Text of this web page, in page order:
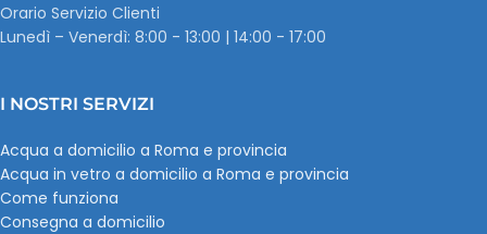
Orario Servizio Clienti
Lunedì – Venerdì: 8:00 - 13:00 | 14:00 - 17:00
I NOSTRI SERVIZI
Acqua a domicilio a Roma e provincia
Acqua in vetro a domicilio a Roma e provincia
Come funziona
Consegna a domicilio